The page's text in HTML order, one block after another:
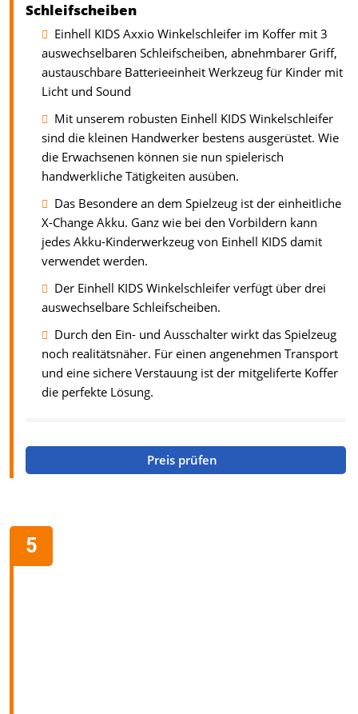
Schleifscheiben
Einhell KIDS Axxio Winkelschleifer im Koffer mit 3
auswechselbaren Schleifscheiben, abnehmbarer Griff,
austauschbare Batterieeinheit Werkzeug für Kinder mit
Licht und Sound
Mit unserem robusten Einhell KIDS Winkelschleifer
sind die kleinen Handwerker bestens ausgerüstet. Wie
die Erwachsenen können sie nun spielerisch
handwerkliche Tätigkeiten ausüben.
Das Besondere an dem Spielzeug ist der einheitliche
X-Change Akku. Ganz wie bei den Vorbildern kann
jedes Akku-Kinderwerkzeug von Einhell KIDS damit
verwendet werden.
Der Einhell KIDS Winkelschleifer verfügt über drei
auswechselbare Schleifscheiben.
Durch den Ein- und Ausschalter wirkt das Spielzeug
noch realitätsnäher. Für einen angenehmen Transport
und eine sichere Verstauung ist der mitgeliferte Koffer
die perfekte Lösung.
Preis prüfen